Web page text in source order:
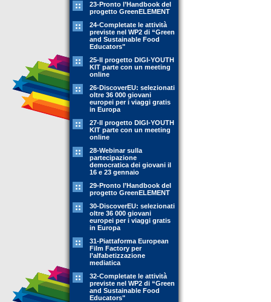
23-Pronto l’Handbook del
progetto GreenELEMENT
24-Completate le attività
previste nel WP2 di “Green
and Sustainable Food
Educators"
25-Il progetto DIGI-YOUTH
KIT parte con un meeting
online
26-DiscoverEU: selezionati
oltre 36 000 giovani
europei per i viaggi gratis
in Europa
27-Il progetto DIGI-YOUTH
KIT parte con un meeting
online
28-Webinar sulla
partecipazione
democratica dei giovani il
16 e 23 gennaio
29-Pronto l’Handbook del
progetto GreenELEMENT
30-DiscoverEU: selezionati
oltre 36 000 giovani
europei per i viaggi gratis
in Europa
31-Piattaforma European
Film Factory per
l’alfabetizzazione
mediatica
32-Completate le attività
previste nel WP2 di “Green
and Sustainable Food
Educators"